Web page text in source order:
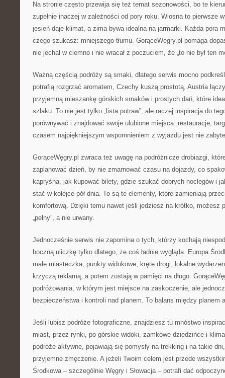
Na stronie często przewija się też temat sezonowości, bo te
zupełnie inaczej w zależności od pory roku. Wiosna to pierwsze
jesień daje klimat, a zima bywa idealna na jarmarki. Każda pora
czego szukasz: mniejszego tłumu. GorąceWęgry.pl pomaga
nie jechał w ciemno i nie wracał z poczuciem, że „to nie był ten
Ważną częścią podróży są smaki, dlatego serwis mocno
potrafią rozgrzać aromatem, Czechy kuszą prostotą, Austria
przyjemną mieszankę górskich smaków i prostych dań, które
szlaku. To nie jest tylko „lista potraw”, ale raczej inspiracja do
porównywać i znajdować swoje ulubione miejsca: restauracje,
czasem najpiękniejszym wspomnieniem z wyjazdu jest nie
GorąceWęgry.pl zwraca też uwagę na podróżnicze drobiazgi,
zaplanować dzień, by nie zmarnować czasu na dojazdy, co
kapryśna, jak kupować bilety, gdzie szukać dobrych noclegów i
stać w kolejce pół dnia. To są te elementy, które zamieniają
komfortową. Dzięki temu nawet jeśli jedziesz na krótko, możesz
„pełny”, a nie urwany.
Jednocześnie serwis nie zapomina o tych, którzy kochają
boczną uliczkę tylko dlatego, że coś ładnie wygląda. Europa
małe miasteczka, punkty widokowe, kręte drogi, lokalne
krzyczą reklamą, a potem zostają w pamięci na długo.
podróżowania, w którym jest miejsce na zaskoczenie, ale
bezpieczeństwa i kontroli nad planem. To balans między planem
Jeśli lubisz podróże fotograficzne, znajdziesz tu mnóstwo
miast, przez rynki, po górskie widoki, zamkowe dziedzińce i
podróże aktywne, pojawiają się pomysły na trekking i na takie
przyjemne zmęczenie. A jeżeli Twoim celem jest przede
Środkowa – szczególnie Węgry i Słowacja – potrafi dać